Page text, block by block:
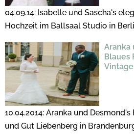
04.09.14: Isabelle und Sascha's
Hochzeit im Ballsaal Studio in
Aranka
Blaues
10.04.2014: Aranka und
und Gut Liebenberg in